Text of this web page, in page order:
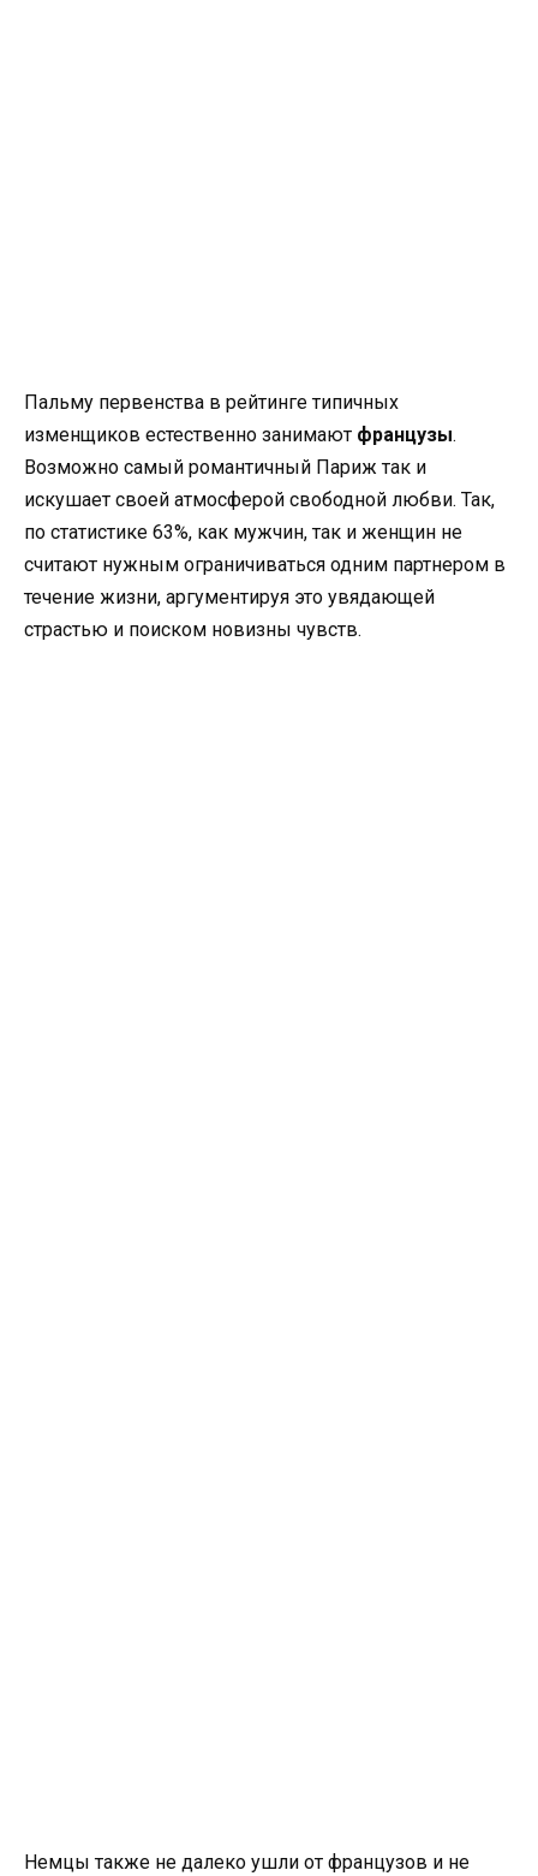
Пальму первенства в рейтинге типичных
изменщиков естественно занимают французы.
Возможно самый романтичный Париж так и
искушает своей атмосферой свободной любви. Так,
по статистике 63%, как мужчин, так и женщин не
считают нужным ограничиваться одним партнером в
течение жизни, аргументируя это увядающей
страстью и поиском новизны чувств.
Немцы также не далеко ушли от французов и не